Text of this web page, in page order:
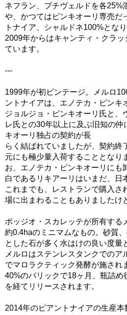
ネフラン、プチヴェルドを各25%
や、かつてはピンキオーリ専売だ
トナイア、シャルドネ100%とな
2009年からはキャンティ・クラ
ています。
---
1999年が初ビンテージ。メルロ
ントナイアは、エノテカ・ピンキ
ジョルジョ・ピンキオーリ氏と、
レ氏との30年以上に及ぶ旧知の仲
キオーリ独占の契約が長
らく結ばれていましたが、契約終
元にも極少量入荷することとなり
お、エノテカ・ピンキオーリにも
白であるリキアーリはいまだ、日
これまでも、レストランで購入さ
場に出まわることもありましたけ
ポッジオ・スカレッテが所有する
約0.4haのミニマムなもの。砂質
とした石が多く水はけの良い度量
メルロはステンレスタンクでのア
でマロラクティック発酵が施され
40%のバリックで18ヶ月、瓶詰め
を経てリリースされます。
2014年のピアントナイアの生産本